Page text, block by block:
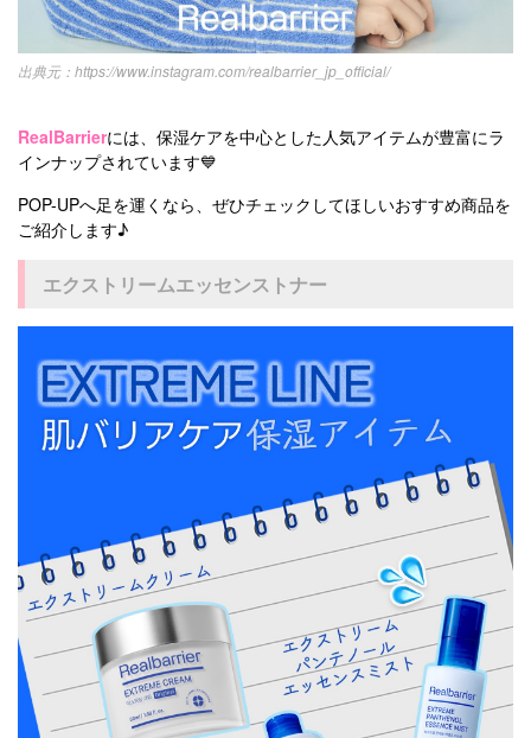
https://www.instagram.com/realbarrier_jp_official/
RealBarrierには、保湿ケアを中心とした人気アイテムが豊富にラ
インナップされています💙
POP-UPへ足を運くなら、ぜひチェックしてほしいおすすめ商品を
ご紹介します♪
エクストリームエッセンストナー